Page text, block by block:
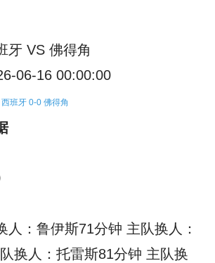
牙 VS 佛得角
06-16 00:00:00
班牙 0-0 佛得角
人：鲁伊斯71分钟 主队换人：
换人：托雷斯81分钟 主队换